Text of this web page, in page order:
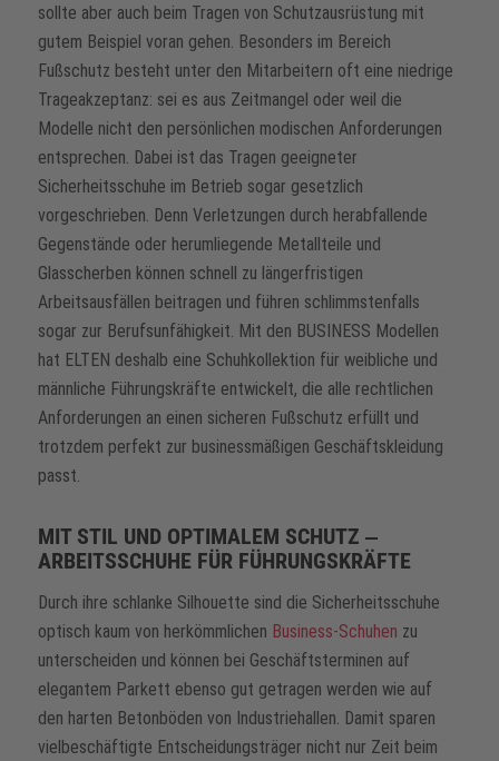
sollte aber auch beim Tragen von Schutzausrüstung mit
gutem Beispiel voran gehen. Besonders im Bereich
Fußschutz besteht unter den Mitarbeitern oft eine niedrige
Trageakzeptanz: sei es aus Zeitmangel oder weil die
Modelle nicht den persönlichen modischen Anforderungen
entsprechen. Dabei ist das Tragen geeigneter
Sicherheitsschuhe im Betrieb sogar gesetzlich
vorgeschrieben. Denn Verletzungen durch herabfallende
Gegenstände oder herumliegende Metallteile und
Glasscherben können schnell zu längerfristigen
Arbeitsausfällen beitragen und führen schlimmstenfalls
sogar zur Berufsunfähigkeit. Mit den BUSINESS Modellen
hat ELTEN deshalb eine Schuhkollektion für weibliche und
männliche Führungskräfte entwickelt, die alle rechtlichen
Anforderungen an einen sicheren Fußschutz erfüllt und
trotzdem perfekt zur businessmäßigen Geschäftskleidung
passt.
MIT STIL UND OPTIMALEM SCHUTZ ‒
ARBEITSSCHUHE FÜR FÜHRUNGSKRÄFTE
Durch ihre schlanke Silhouette sind die Sicherheitsschuhe
optisch kaum von herkömmlichen Business-Schuhen zu
unterscheiden und können bei Geschäftsterminen auf
elegantem Parkett ebenso gut getragen werden wie auf
den harten Betonböden von Industriehallen. Damit sparen
vielbeschäftigte Entscheidungsträger nicht nur Zeit beim